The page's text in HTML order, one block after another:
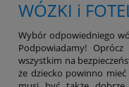
WÓZKI i
Wybór odpowiedniego
Podpowiadamy!
wszystkim na
że dziecko powinno